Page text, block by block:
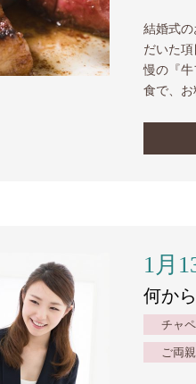
結婚式
だいた
慢の『
食で、
1月
何か
チャ
ご両